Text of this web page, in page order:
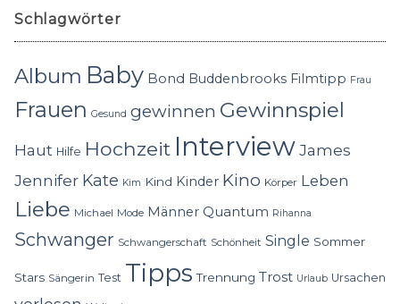
Schlagwörter
Album Baby Bond Buddenbrooks Filmtipp Frau
Frauen Gesund gewinnen Gewinnspiel
Haut Hilfe Hochzeit InterviewJames
Jennifer Kate Kim Kind Kinder Kino Körper Leben
Liebe Michael Mode Männer Quantum Rihanna
Schwanger Schwangerschaft Schönheit Single Sommer
Stars Sängerin Test Tipps Trennung Trost Urlaub Ursachen